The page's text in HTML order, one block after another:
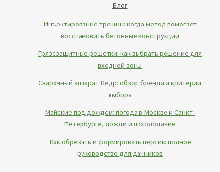
Блог
Инъектирование трещин: когда метод помогает
восстановить бетонные конструкции
Грязезащитные решетки: как выбрать решение для
входной зоны
Сварочный аппарат Кедр: обзор бренда и критерии
выбора
Майские под дождем: погода в Москве и Санкт-
Петербурге, дожди и похолодание
Как обрезать и формировать персик: полное
руководство для дачников